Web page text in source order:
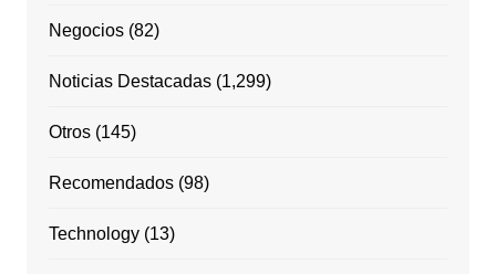
Negocios(82)
Noticias Destacadas(1,299)
Otros(145)
Recomendados(98)
Technology(13)